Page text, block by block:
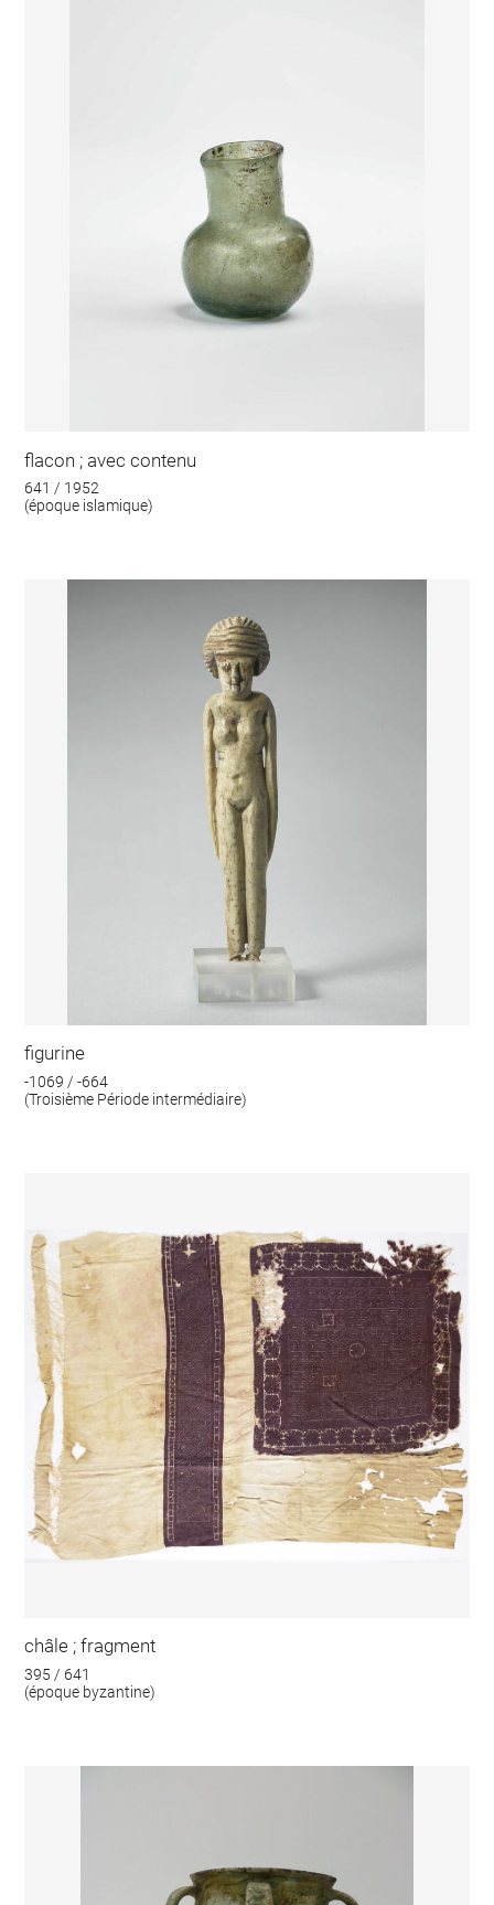
flacon ; avec contenu
641 / 1952
(époque islamique)
figurine
-1069 / -664
(Troisième Période intermédiaire)
châle ; fragment
395 / 641
(époque byzantine)